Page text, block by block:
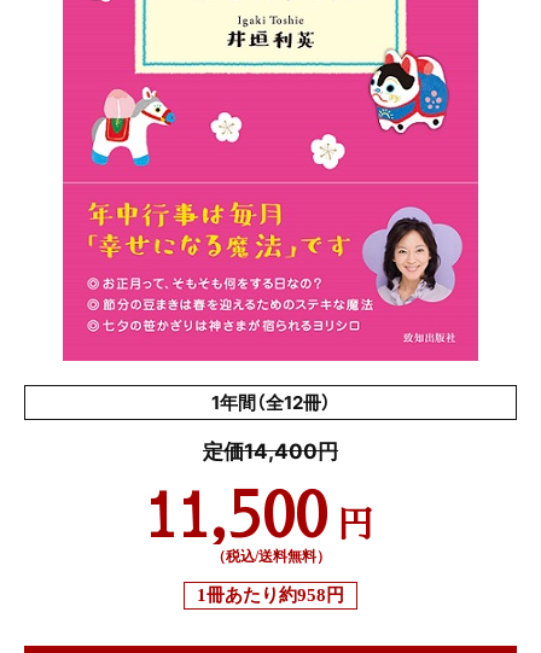
1年間（全12冊）
定価14,400円
11,500 円
（税込/送料無料）
1冊あたり約958円